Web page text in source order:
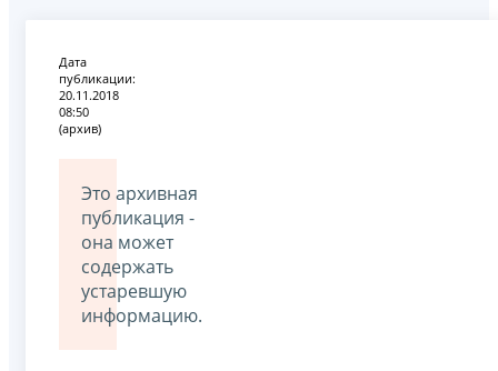
Дата
публикации:
20.11.2018
08:50
(архив)
Это архивная
публикация -
она может
содержать
устаревшую
информацию.